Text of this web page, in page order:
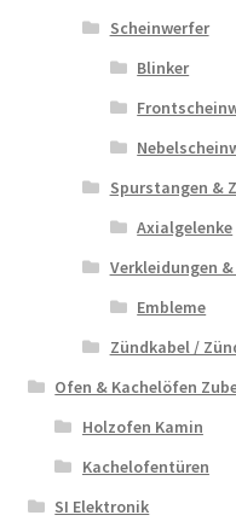
Scheinwerfer
Blinker
Spurstangen &
Axialgelenke
Verkleidungen
Embleme
Zündkabel /
Ofen & Kachelöfen
Holzofen Kamin
Kachelofentüren
SI Elektronik